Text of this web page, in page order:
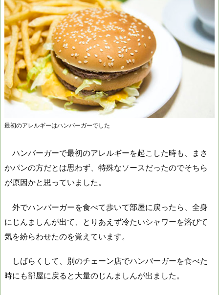
最初のアレルギーはハンバーガーでした
ハンバーガーで最初のアレルギーを起こした時も、まさ
かパンの方だとは思わず、特殊なソースだったのでそちら
が原因かと思っていました。
外でハンバーガーを食べて歩いて部屋に戻ったら、全身
にじんましんが出て、とりあえず冷たいシャワーを浴びて
気を紛らわせたのを覚えています。
しばらくして、別のチェーン店でハンバーガーを食べた
時にも部屋に戻ると大量のじんましんが出ました。